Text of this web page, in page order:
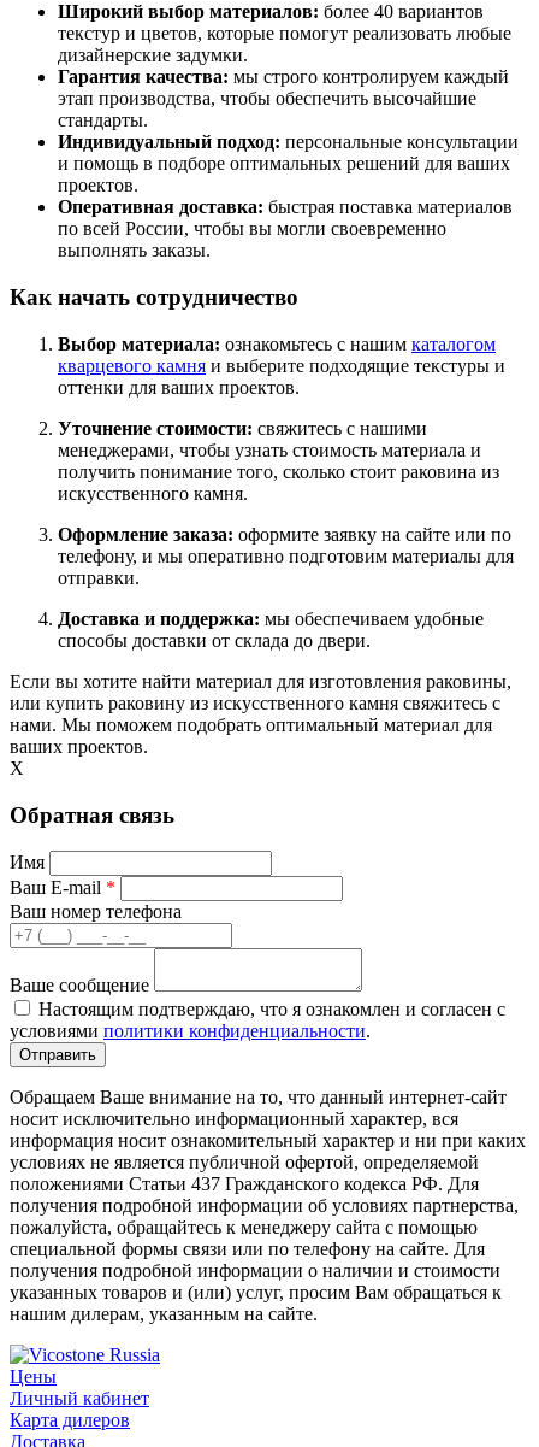
Широкий выбор материалов: более 40 вариантов
текстур и цветов, которые помогут реализовать любые
дизайнерские задумки.
Гарантия качества: мы строго контролируем каждый
этап производства, чтобы обеспечить высочайшие
стандарты.
Индивидуальный подход: персональные консультации
и помощь в подборе оптимальных решений для ваших
проектов.
Оперативная доставка: быстрая поставка материалов
по всей России, чтобы вы могли своевременно
выполнять заказы.
Как начать сотрудничество
Выбор материала: ознакомьтесь с нашим каталогом
кварцевого камня и выберите подходящие текстуры и
оттенки для ваших проектов.
Уточнение стоимости: свяжитесь с нашими
менеджерами, чтобы узнать стоимость материала и
получить понимание того, сколько стоит раковина из
искусственного камня.
Оформление заказа: оформите заявку на сайте или по
телефону, и мы оперативно подготовим материалы для
отправки.
Доставка и поддержка: мы обеспечиваем удобные
способы доставки от склада до двери.
Если вы хотите найти материал для изготовления раковины,
или купить раковину из искусственного камня свяжитесь с
нами. Мы поможем подобрать оптимальный материал для
ваших проектов.
X
Обратная связь
Имя
Ваш E-mail *
Ваш номер телефона
Ваше сообщение
Настоящим подтверждаю, что я ознакомлен и согласен с
условиями политики конфиденциальности.
Обращаем Ваше внимание на то, что данный интернет-сайт
носит исключительно информационный характер, вся
информация носит ознакомительный характер и ни при каких
условиях не является публичной офертой, определяемой
положениями Статьи 437 Гражданского кодекса РФ. Для
получения подробной информации об условиях партнерства,
пожалуйста, обращайтесь к менеджеру сайта с помощью
специальной формы связи или по телефону на сайте. Для
получения подробной информации о наличии и стоимости
указанных товаров и (или) услуг, просим Вам обращаться к
нашим дилерам, указанным на сайте.
Цены
Личный кабинет
Карта дилеров
Доставка